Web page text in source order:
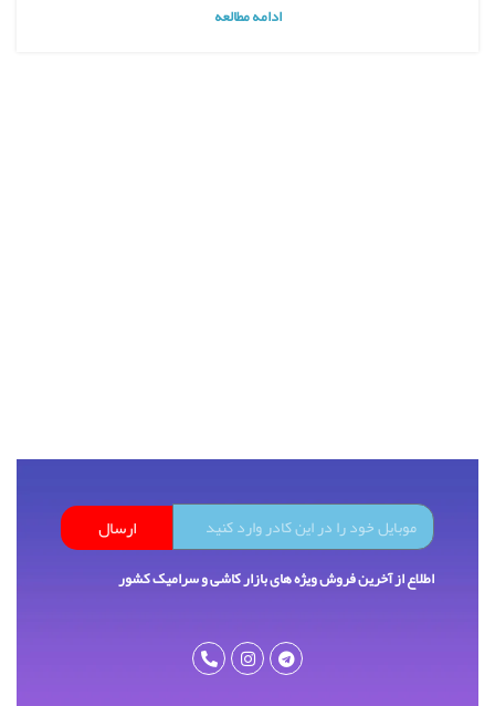
ادامه مطالعه
ارسال
اطلاع از آخرین فروش ویژه های بازار کاشی و سرامیک کشور